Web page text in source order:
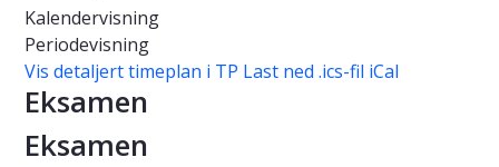
Kalendervisning
Periodevisning
Vis detaljert timeplan i TP Last ned .ics-fil iCal
Eksamen
Eksamen